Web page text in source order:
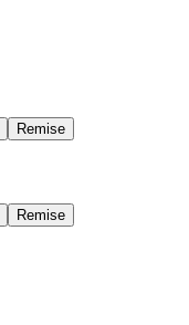
Remise
Remise